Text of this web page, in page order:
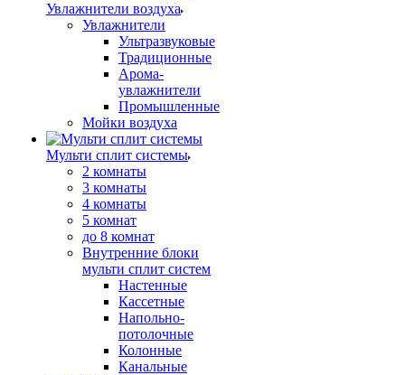
Увлажнители воздуха
Увлажнители
Ультразвуковые
Традиционные
Арома-
увлажнители
Промышленные
Мойки воздуха
Мульти сплит системы
2 комнаты
3 комнаты
4 комнаты
5 комнат
до 8 комнат
Внутренние блоки
мульти сплит систем
Настенные
Кассетные
Напольно-
потолочные
Колонные
Канальные